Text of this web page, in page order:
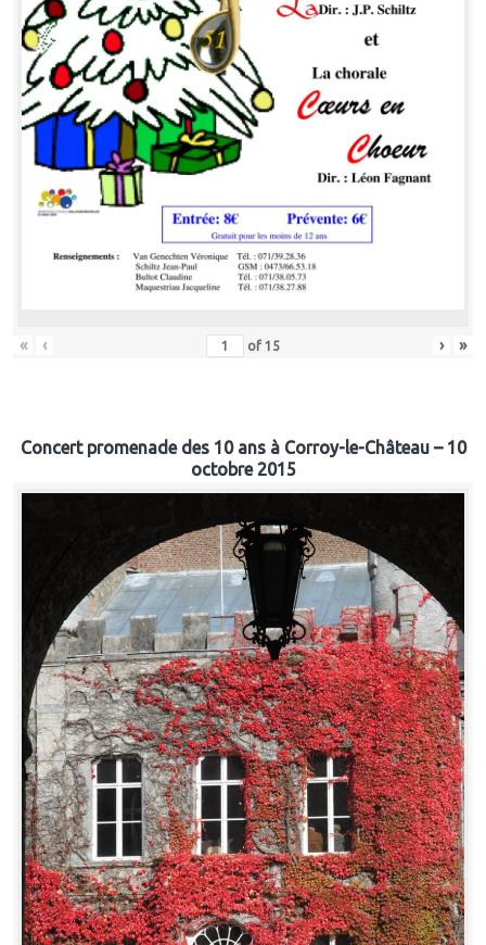
« ‹ of 15 › »
Concert promenade des 10 ans à Corroy-le-Château – 10
octobre 2015